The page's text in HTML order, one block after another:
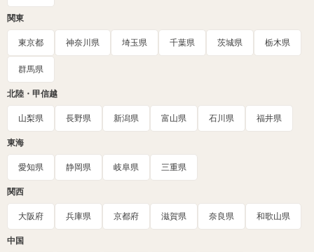
関東
東京都 神奈川県 埼玉県 千葉県 茨城県 栃木県
群馬県
北陸・甲信越
山梨県 長野県 新潟県 富山県 石川県 福井県
東海
愛知県 静岡県 岐阜県 三重県
関西
大阪府 兵庫県 京都府 滋賀県 奈良県 和歌山県
中国